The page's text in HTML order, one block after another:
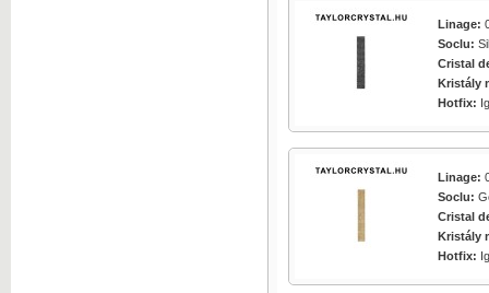
Click pentru marire
Linage:
Soclu:
Cristal
Kristály
Hotfix:
Linage:
Soclu:
Cristal
Kristály
Hotfix: